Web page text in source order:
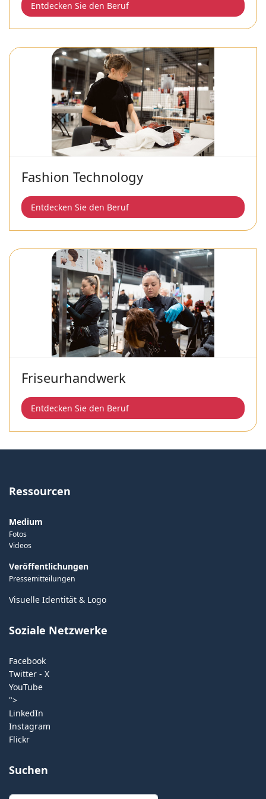
Entdecken Sie den Beruf
Fashion Technology
Entdecken Sie den Beruf
Friseurhandwerk
Entdecken Sie den Beruf
Ressourcen
Medium
Fotos
Videos
Veröffentlichungen
Pressemitteilungen
Visuelle Identität & Logo
Soziale Netzwerke
Facebook
Twitter - X
YouTube
">
LinkedIn
Instagram
Flickr
Suchen